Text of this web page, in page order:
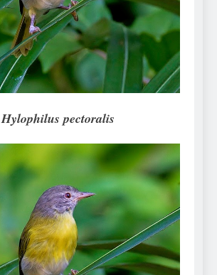
Can Bulldogs Play Fetch?
And How to Train Them!
7 Năm Ago
How Often Do I Need to
Groom My Bulldog
7 Năm Ago
Hylophilus pectoralis